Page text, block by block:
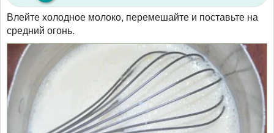
Влейте холодное молоко, перемешайте и поставьте на
средний огонь.